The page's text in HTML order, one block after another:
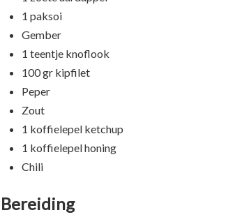
1 paksoi
Gember
1 teentje knoflook
100 gr kipfilet
Peper
Zout
1 koffielepel ketchup
1 koffielepel honing
Chili
Bereiding